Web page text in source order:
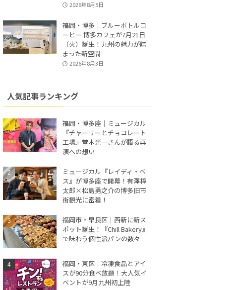
2026年8月5日
福岡・博多｜ブルーボトルコ
ーヒー 博多カフェが7月21日
（火）誕生！九州の魅力が詰
まった新空間
2026年8月3日
人気記事ランキング
福岡・博多座｜ミュージカル
『チャーリーとチョコレート
工場』堂本光一さんが語る再
演への想い
ミュージカル『レイディ・ベ
ス』が博多座で開幕！有澤樟
太郎×松島勇之介の博多旧市
街観光に密着！
福岡市・早良区｜西新に新ス
ポット誕生！『Chill Bakery』
で味わう個性派パンの数々
福岡・東区｜冷凍食品とアイ
スが90分食べ放題！大人気イ
ベントが9月九州初上陸